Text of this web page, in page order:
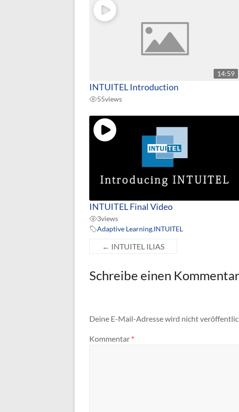
14:59
INTUITEL Introduction
55views
INTUITEL Final Video
3views
Adaptive Learning,INTUITEL
← INTUITEL ILIAS
Schreibe einen Kommentar
Deine E-Mail-Adresse wird nicht
Kommentar *